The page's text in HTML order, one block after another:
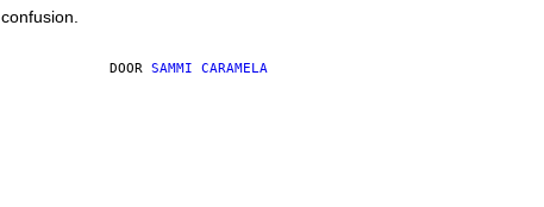
confusion.
DOOR SAMMI CARAMELA